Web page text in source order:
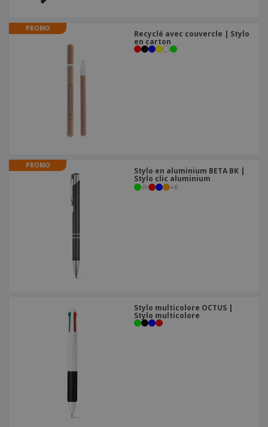
PROMO
Recyclé avec couvercle | Stylo
en carton
PROMO
Stylo en aluminium BETA BK |
Stylo clic aluminium
+6
Stylo multicolore OCTUS |
Stylo multicolore